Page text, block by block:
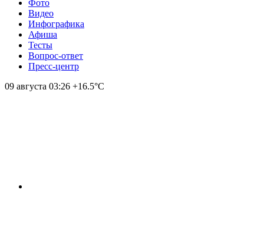
Фото
Видео
Инфографика
Афиша
Тесты
Вопрос-ответ
Пресс-центр
09 августа 03:26 +16.5°С